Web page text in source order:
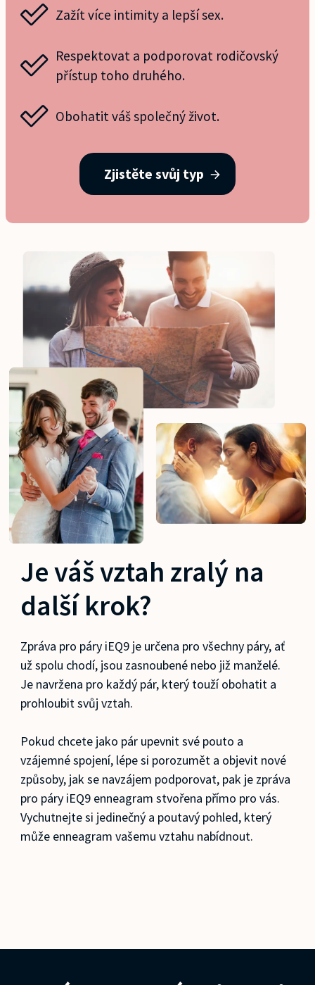
Zažít více intimity a lepší sex.
Respektovat a podporovat rodičovský
přístup toho druhého.
Obohatit váš společný život.
Zjistěte svůj typ
Je váš vztah zralý na
další krok?
Zpráva pro páry iEQ9 je určena pro všechny páry, ať
už spolu chodí, jsou zasnoubené nebo již manželé.
Je navržena pro každý pár, který touží obohatit a
prohloubit svůj vztah.
Pokud chcete jako pár upevnit své pouto a
vzájemné spojení, lépe si porozumět a objevit nové
způsoby, jak se navzájem podporovat, pak je zpráva
pro páry iEQ9 enneagram stvořena přímo pro vás.
Vychutnejte si jedinečný a poutavý pohled, který
může enneagram vašemu vztahu nabídnout.